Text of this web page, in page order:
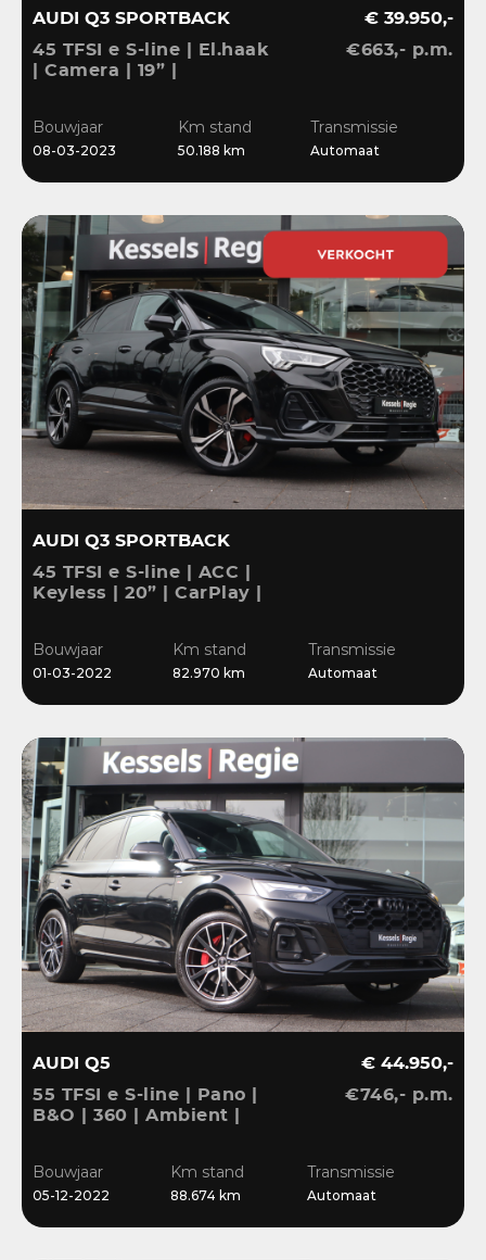
AUDI Q3 SPORTBACK
45 TFSI e S-line | El.haak
| Camera | 19” |
€ 39.950,-
€663,- p.m.
Bouwjaar
08-03-2023
Km stand
50.188 km
Transmissie
Automaat
AUDI Q3 SPORTBACK
45 TFSI e S-line | ACC |
Keyless | 20” | CarPlay |
Bouwjaar
01-03-2022
Km stand
82.970 km
Transmissie
Automaat
AUDI Q5
55 TFSI e S-line | Pano |
B&O | 360 | Ambient |
€ 44.950,-
€746,- p.m.
Bouwjaar
05-12-2022
Km stand
88.674 km
Transmissie
Automaat